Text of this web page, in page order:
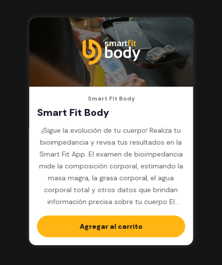
grupales
Smart Fit Body
Smart Fit Body
¡Sigue la evolución de tu cuerpo! Realiza tu
bioimpedancia y revisa tus resultados en la
Smart Fit App. El examen de bioimpedancia
mide la composición corporal, estimando la
masa magra, la grasa corporal, el agua
corporal total y otros datos que brindan
información precisa sobre tu cuerpo El
completos en la app
Agregar al carrito